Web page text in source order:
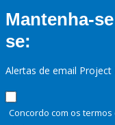
Mantenha-
se:
Alertas de email Project
Concordo com os